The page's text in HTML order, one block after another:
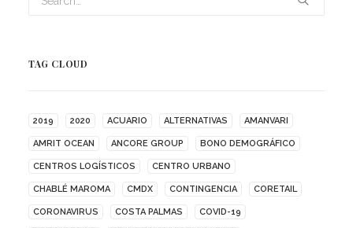
TAG CLOUD
2019 2020 ACUARIO ALTERNATIVAS AMANVARI
AMRIT OCEAN ANCORE GROUP BONO DEMOGRÁFICO
CENTROS LOGÍSTICOS CENTRO URBANO
CHABLÉ MAROMA CMDX CONTINGENCIA CORETAIL
CORONAVIRUS COSTA PALMAS COVID-19